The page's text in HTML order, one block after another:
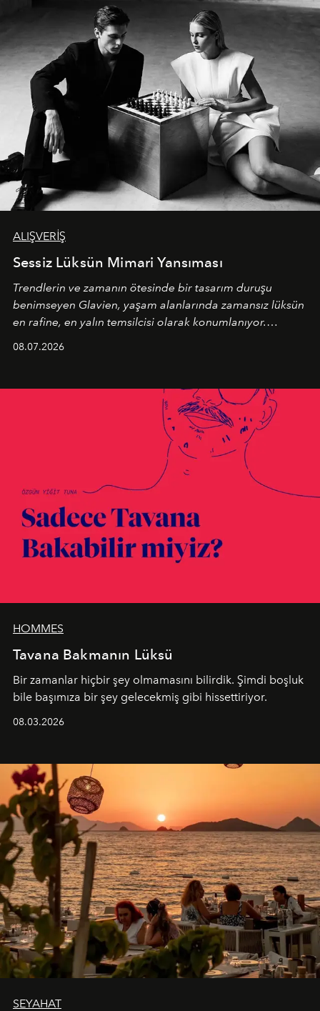
ALIŞVERİŞ
Sessiz Lüksün Mimari Yansıması
Trendlerin ve zamanın ötesinde bir tasarım duruşu
benimseyen Glavien, yaşam alanlarında zamansız lüksün
en rafine, en yalın temsilcisi olarak konumlanıyor.
08.07.2026
HOMMES
Tavana Bakmanın Lüksü
Bir zamanlar hiçbir şey olmamasını bilirdik. Şimdi boşluk
bile başımıza bir şey gelecekmiş gibi hissettiriyor.
08.03.2026
SEYAHAT